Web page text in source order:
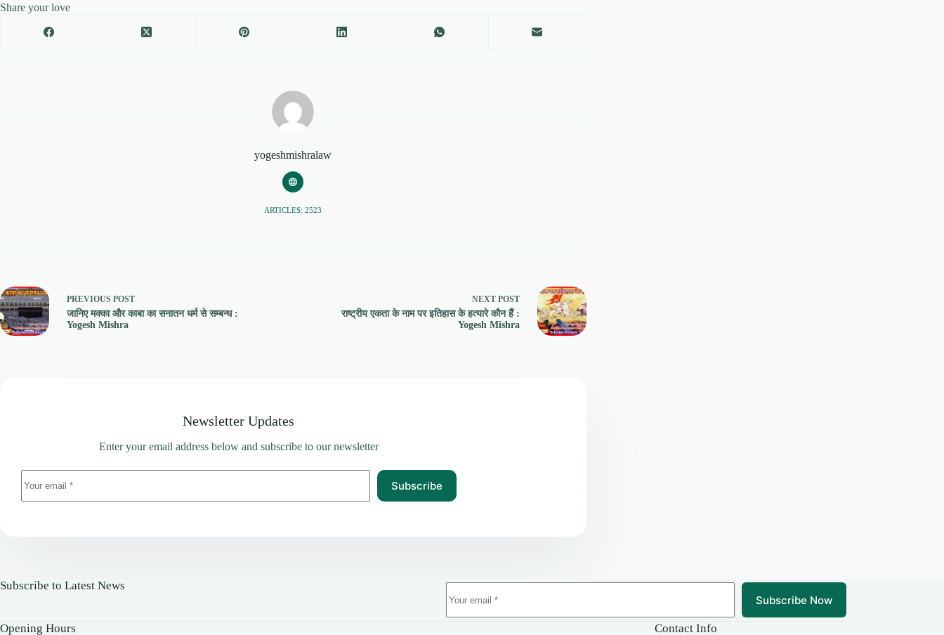
Share your love
yogeshmishralaw
ARTICLES: 2523
PREVIOUS POST
जानिए मक्का और काबा का सनातन धर्म से सम्बन्ध :
Yogesh Mishra
NEXT POST
राष्ट्रीय एकता के नाम पर इतिहास के हत्यारे कौन हैं :
Yogesh Mishra
Newsletter Updates
Enter your email address below and subscribe to our newsletter
Subscribe
Subscribe to Latest News
Subscribe Now
Opening Hours Contact Info